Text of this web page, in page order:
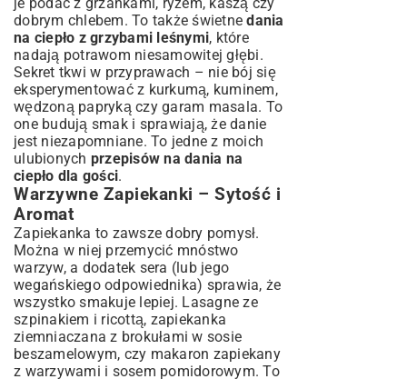
dobrym chlebem. To także świetnedania
na ciepło z grzybami leśnymi, które
nadają potrawom niesamowitej głębi.
Sekret tkwi w przyprawach – nie bój się
eksperymentować z kurkumą, kuminem,
wędzoną papryką czy garam masala. To
one budują smak i sprawiają, że danie
jest niezapomniane. To jedne z moich
ulubionych przepisów na dania na
ciepło dla gości.
Warzywne Zapiekanki – Sytość i
Aromat
Zapiekanka to zawsze dobry pomysł.
Można w niej przemycić mnóstwo
warzyw, a dodatek sera (lub jego
wegańskiego odpowiednika) sprawia, że
wszystko smakuje lepiej. Lasagne ze
szpinakiem i ricottą, zapiekanka
ziemniaczana z brokułami w sosie
beszamelowym, czy makaron zapiekany
z warzywami i sosem pomidorowym. To